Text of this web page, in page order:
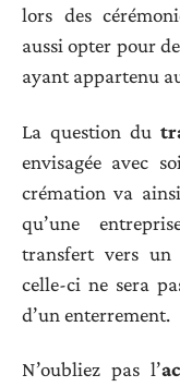
lors des
aussi opter pour
ayant appartenu
La question du
envisagée avec
crémation va
qu’une
transfert vers un
celle-ci ne sera
d’un enterrement.
N’oubliez pas l’